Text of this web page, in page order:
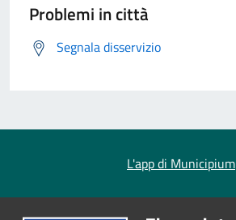
Problemi in città
Segnala disservizio
L'app di Municipium